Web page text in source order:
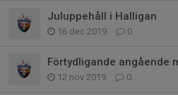
Juluppehåll i Halligan
16 dec 2019 0
12 nov 2019 0